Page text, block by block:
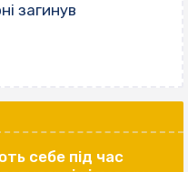
загинув
себе під час